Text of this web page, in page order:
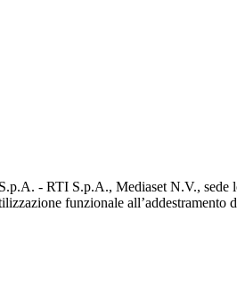
- RTI S.p.A., Mediaset N.V., sede
funzionale all’addestramento